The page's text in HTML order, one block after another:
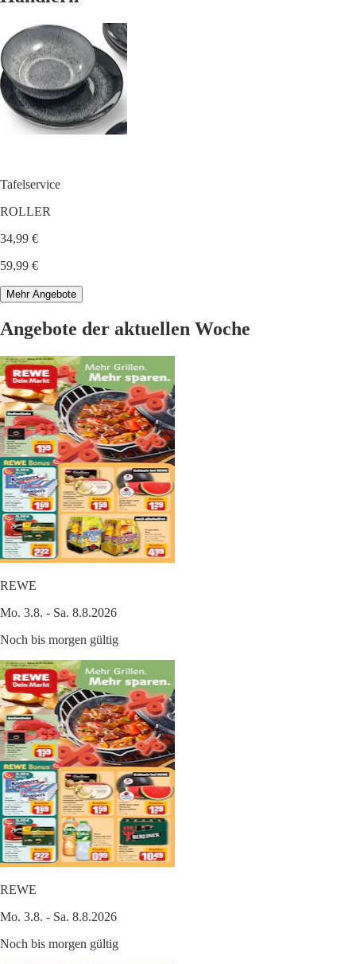
Tafelservice
ROLLER
34,99 €
59,99 €
Mehr Angebote
Angebote der aktuellen Woche
REWE
Mo. 3.8. - Sa. 8.8.2026
Noch bis morgen gültig
REWE
Mo. 3.8. - Sa. 8.8.2026
Noch bis morgen gültig